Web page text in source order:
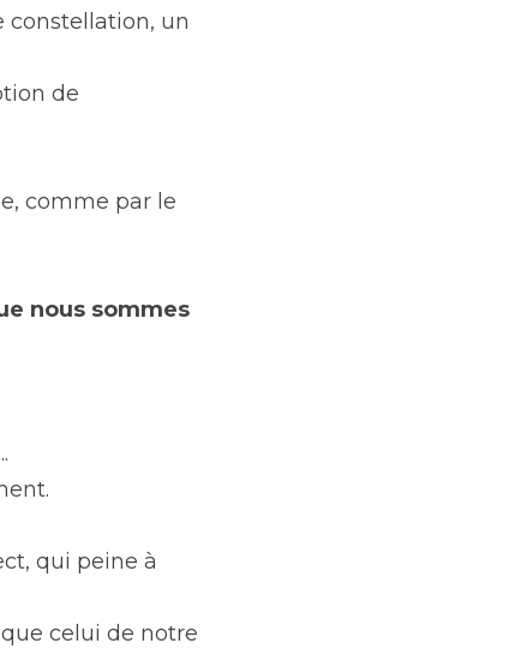
constellation, un
de
comme par le
nous sommes
qui peine à
celui de notre